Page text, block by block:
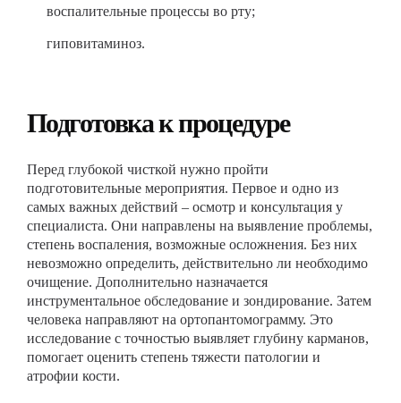
воспалительные процессы во рту;
гиповитаминоз.
Подготовка к процедуре
Перед глубокой чисткой нужно пройти
подготовительные мероприятия. Первое и одно из
самых важных действий – осмотр и консультация у
специалиста. Они направлены на выявление проблемы,
степень воспаления, возможные осложнения. Без них
невозможно определить, действительно ли необходимо
очищение. Дополнительно назначается
инструментальное обследование и зондирование. Затем
человека направляют на ортопантомограмму. Это
исследование с точностью выявляет глубину карманов,
помогает оценить степень тяжести патологии и
атрофии кости.